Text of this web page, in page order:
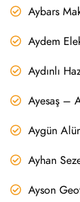
Aybars
Aydem
Aydınlı
Ayesaş –
Aygün
Ayhan
Ayson